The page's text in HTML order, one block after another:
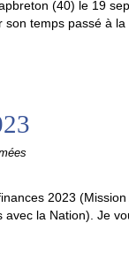
(40) le 19
temps passé à
2023 (Mission
avec la Nation). Je